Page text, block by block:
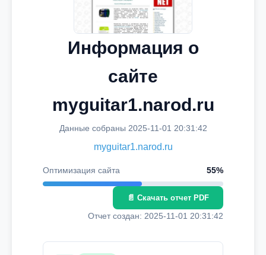
Информация о
сайте
myguitar1.narod.ru
Данные собраны 2025-11-01 20:31:42
myguitar1.narod.ru
Оптимизация сайта 55%
📄 Скачать отчет PDF
Отчет создан: 2025-11-01 20:31:42